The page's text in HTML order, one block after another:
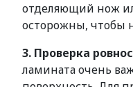
отделяющий нож
осторожны, чтобы
3. Проверка
ламината очень